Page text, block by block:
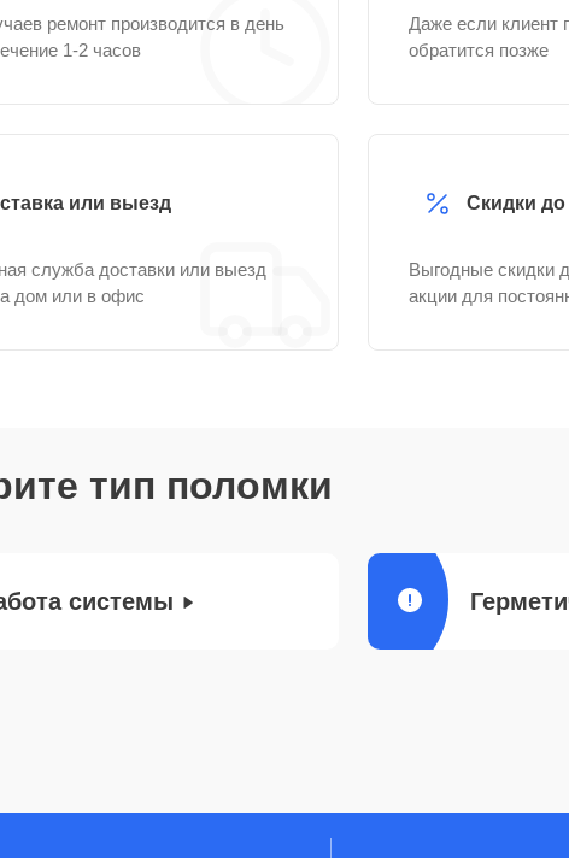
ремонт производится в день
1-2 часов
Даже если клиент
обратится позже
или выезд
служба доставки или выезд
дом или в офис
Скидки до
Выгодные скидки
акции для
тип поломки
системы